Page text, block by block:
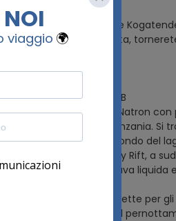
per andare al fiume
Più tardi, in serata,
– standard room – FB
vi condurrà al Lago Natron
di Arusha, in Tanzania. Si
Lago Natron. Sullo sfondo del
situato nel Gregory Rift, a
Si tratta di lava liquida
rosso scuro.
costume e scarpette per
al lodge per la cena e il